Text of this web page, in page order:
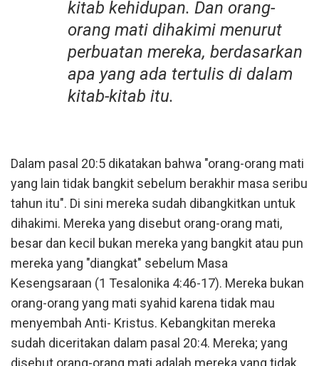
kitab kehidupan. Dan orang-
orang mati dihakimi menurut
perbuatan mereka, berdasarkan
apa yang ada tertulis di dalam
kitab-kitab itu.
Dalam pasal 20:5 dikatakan bahwa "orang-orang mati
yang lain tidak bangkit sebelum berakhir masa seribu
tahun itu". Di sini mereka sudah dibangkitkan untuk
dihakimi. Mereka yang disebut orang-orang mati,
besar dan kecil bukan mereka yang bangkit atau pun
mereka yang "diangkat" sebelum Masa
Kesengsaraan (1 Tesalonika 4:46-17). Mereka bukan
orang-orang yang mati syahid karena tidak mau
menyembah Anti- Kristus. Kebangkitan mereka
sudah diceritakan dalam pasal 20:4. Mereka; yang
disebut orang-orang mati adalah mereka yang tidak